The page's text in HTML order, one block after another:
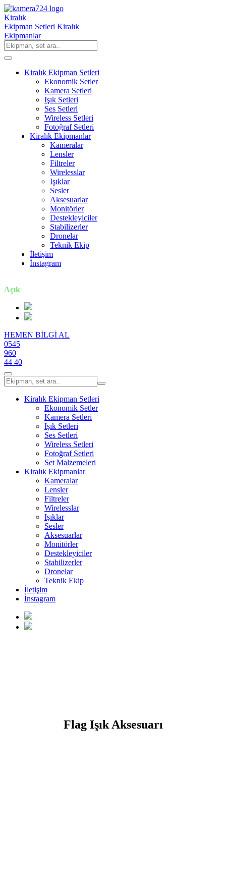
Kiralık
Ekipman Setleri Kiralık
Ekipmanlar
Kiralık Ekipman Setleri
Ekonomik Setler
Kamera Setleri
Işık Setleri
Ses Setleri
Wireless Setleri
Fotoğraf Setleri
Kiralık Ekipmanlar
Kameralar
Lensler
Filtreler
Wirelesslar
Işıklar
Sesler
Aksesuarlar
Monitörler
Destekleyiciler
Stabilizerler
Dronelar
Teknik Ekip
İletişim
İnstagram
Açık
HEMEN BİLGİ AL
0545
960
44 40
Kiralık Ekipman Setleri
Ekonomik Setler
Kamera Setleri
Işık Setleri
Ses Setleri
Wireless Setleri
Fotoğraf Setleri
Set Malzemeleri
Kiralık Ekipmanlar
Kameralar
Lensler
Filtreler
Wirelesslar
Işıklar
Sesler
Aksesuarlar
Monitörler
Destekleyiciler
Stabilizerler
Dronelar
Teknik Ekip
İletişim
İnstagram
Flag Işık Aksesuarı